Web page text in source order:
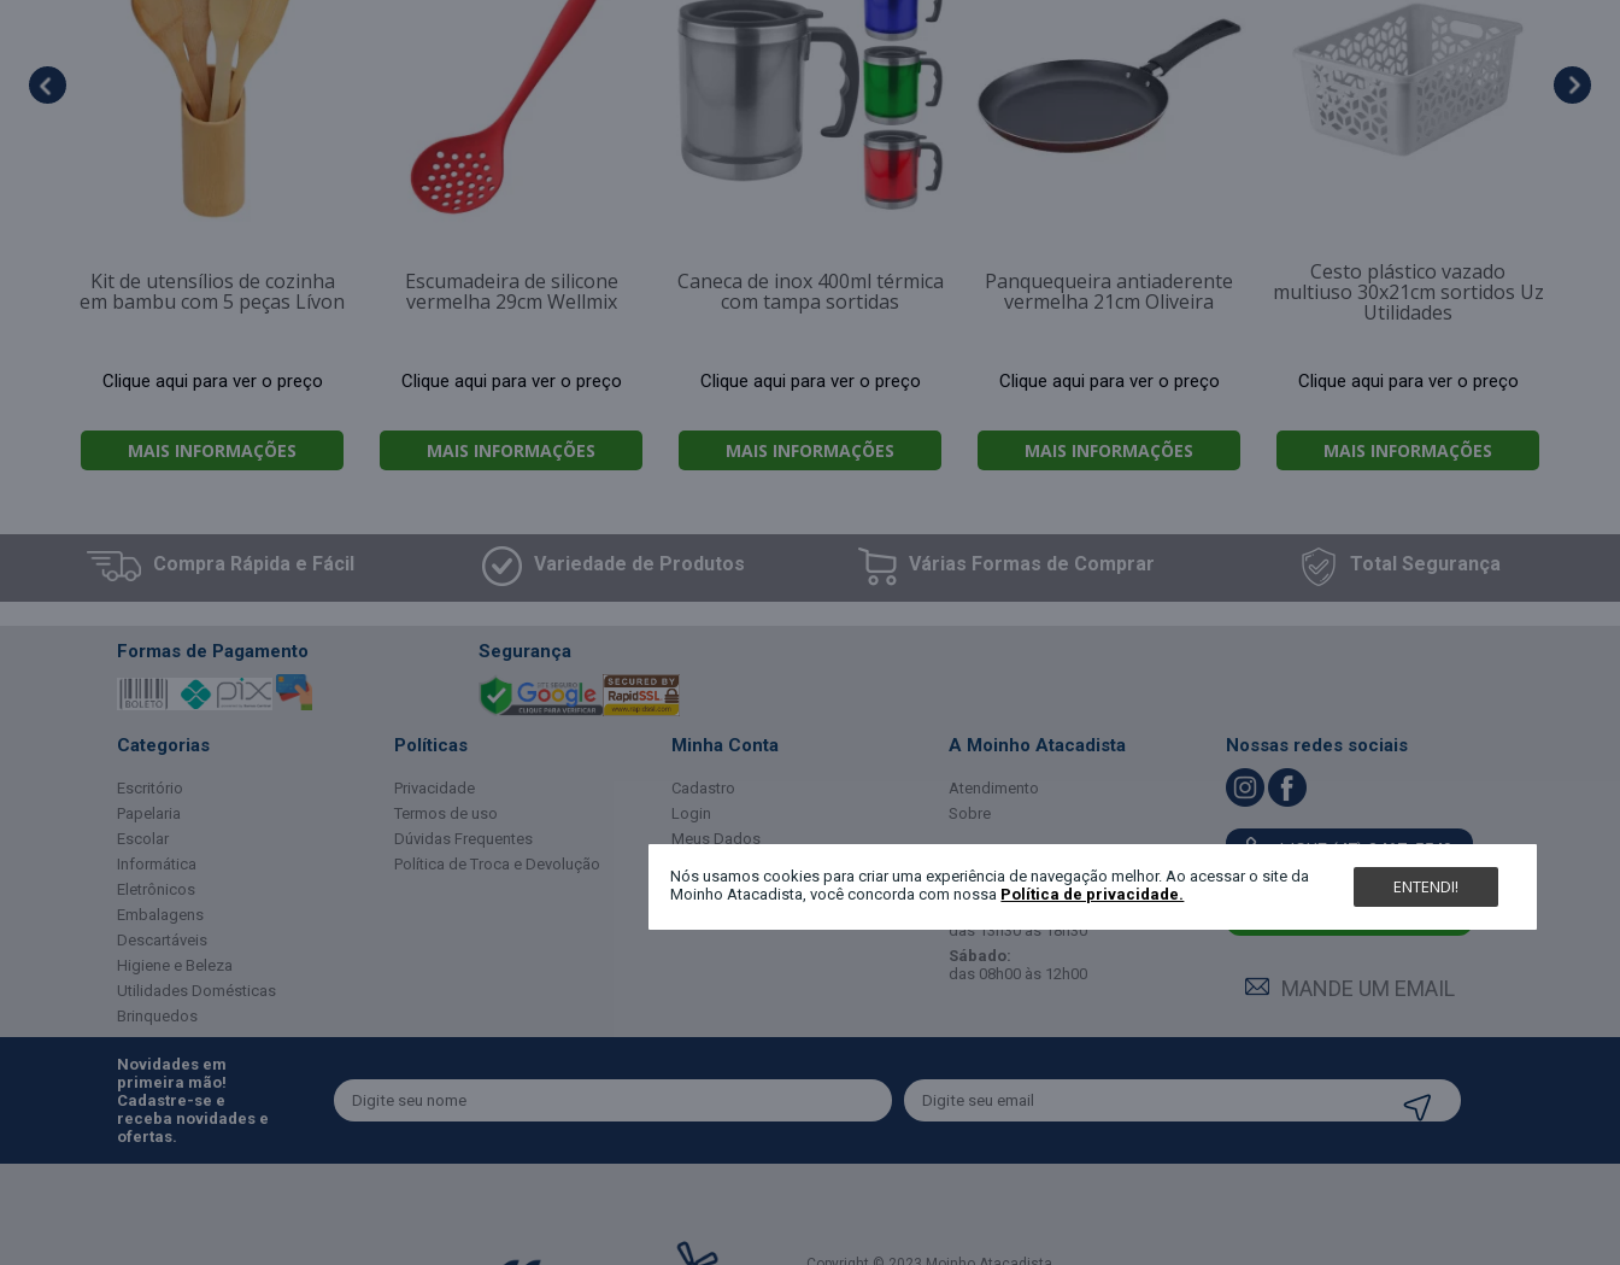
Kit de utensílios de cozinha
em bambu com 5 peças Lívon
Clique aqui para ver o preço
MAIS INFORMAÇÕES
Escumadeira de silicone
vermelha 29cm Wellmix
Clique aqui para ver o preço
MAIS INFORMAÇÕES
Caneca de inox 400ml térmica
com tampa sortidas
Clique aqui para ver o preço
MAIS INFORMAÇÕES
Panquequeira antiaderente
vermelha 21cm Oliveira
Clique aqui para ver o preço
MAIS INFORMAÇÕES
Cesto plástico vazado
multiuso 30x21cm sortidos Uz
Utilidades
Clique aqui para ver o preço
MAIS INFORMAÇÕES
Compra Rápida e Fácil Variedade de Produtos Várias Formas de Comprar Total Segurança
Nós usamos cookies para criar uma experiência de navegação melhor. Ao acessar o site da
Moinho Atacadista, você concorda com nossa Política de privacidade. ENTENDI!
Formas de Pagamento Segurança
Categorias
Escritório
Papelaria
Escolar
Informática
Eletrônicos
Embalagens
Descartáveis
Higiene e Beleza
Utilidades Domésticas
Brinquedos
Políticas
Privacidade
Termos de uso
Dúvidas Frequentes
Política de Troca e Devolução
Minha Conta
Cadastro
Login
Meus Dados
A Moinho Atacadista
Atendimento
Sobre
Horário de Atendimento
Segunda a Sexta-feira:
das 13h30 às 18h30
Sábado:
das 08h00 às 12h00
Nossas redes sociais
LIGUE (47) 3467-5540
MANDE UM EMAIL
Novidades em
primeira mão!
Cadastre-se e
receba novidades e
ofertas.